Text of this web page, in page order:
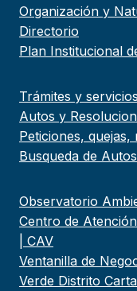
Organización y
Directorio
Plan Institucional
Trámites y servicios
Autos y
Peticiones,
Busqueda de
Observatorio
Centro de
| CAV
Ventanilla de
Verde Distrito